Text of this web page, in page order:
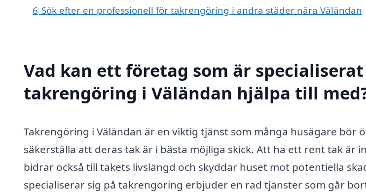
6 Sök efter en professionell för takrengöring i andra städer nära Väländan
Vad kan ett företag som är
takrengöring i Väländan hjälpa till
Takrengöring i Väländan är en viktig tjänst som många husägare bör
säkerställa att deras tak är i bästa möjliga skick. Att ha ett rent tak är
bidrar också till takets livslängd och skyddar huset mot potentiella
specialiserar sig på takrengöring erbjuder en rad tjänster som går